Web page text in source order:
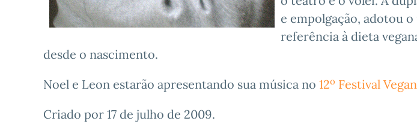
e empolgação, adotou
referência à dieta
desde o nascimento.
Noel e Leon estarão apresentando sua música no 12o Festival
Criado por 17 de julho de 2009.